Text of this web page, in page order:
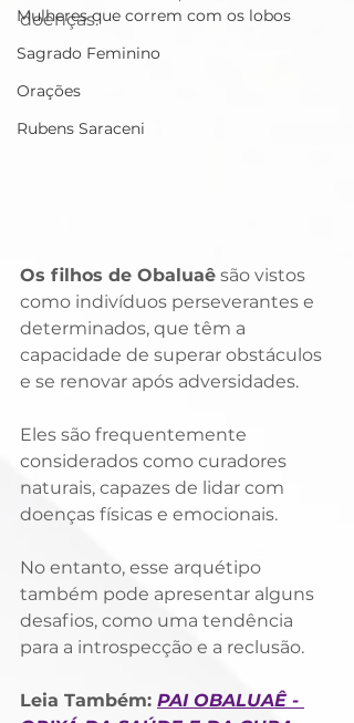
Mulheres que correm com os lobos
Sagrado Feminino
Orações
Rubens Saraceni
doenças.
Os filhos de Obaluaê são vistos
como indivíduos perseverantes e
determinados, que têm a
capacidade de superar obstáculos
e se renovar após adversidades.
Eles são frequentemente
considerados como curadores
naturais, capazes de lidar com
doenças físicas e emocionais.
No entanto, esse arquétipo
também pode apresentar alguns
desafios, como uma tendência
para a introspecção e a reclusão.
Leia Também: PAI OBALUAÊ -